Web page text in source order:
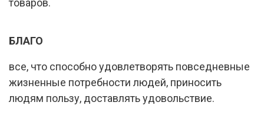
товаров.
БЛАГО
все, что способно удовлетворять повседневные
жизненные потребности людей, приносить
людям пользу, доставлять удовольствие.